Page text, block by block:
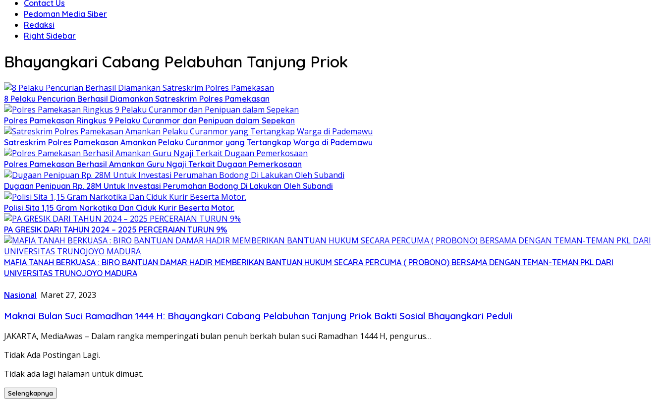
Contact Us
Pedoman Media Siber
Redaksi
Right Sidebar
Bhayangkari Cabang Pelabuhan Tanjung Priok
8 Pelaku Pencurian Berhasil Diamankan Satreskrim Polres Pamekasan
Polres Pamekasan Ringkus 9 Pelaku Curanmor dan Penipuan dalam Sepekan
Satreskrim Polres Pamekasan Amankan Pelaku Curanmor yang Tertangkap Warga di Pademawu
Polres Pamekasan Berhasil Amankan Guru Ngaji Terkait Dugaan Pemerkosaan
Dugaan Penipuan Rp. 28M Untuk Investasi Perumahan Bodong Di Lakukan Oleh Subandi
Polisi Sita 1,15 Gram Narkotika Dan Ciduk Kurir Beserta Motor.
PA GRESIK DARI TAHUN 2024 – 2025 PERCERAIAN TURUN 9%
MAFIA TANAH BERKUASA : BIRO BANTUAN DAMAR HADIR MEMBERIKAN BANTUAN HUKUM SECARA PERCUMA ( PROBONO) BERSAMA DENGAN TEMAN-TEMAN PKL DARI
UNIVERSITAS TRUNOJOYO MADURA
Nasional Maret 27, 2023
Maknai Bulan Suci Ramadhan 1444 H: Bhayangkari Cabang Pelabuhan Tanjung Priok Bakti Sosial Bhayangkari Peduli
JAKARTA, MediaAwas – Dalam rangka memperingati bulan penuh berkah bulan suci Ramadhan 1444 H, pengurus…
Tidak Ada Postingan Lagi.
Tidak ada lagi halaman untuk dimuat.
Selengkapnya